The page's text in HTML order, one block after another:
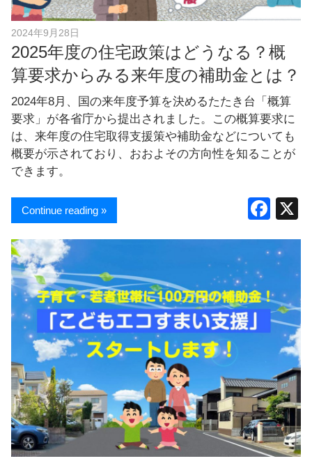
2024年9月28日
2025年度の住宅政策はどうなる？概
算要求からみる来年度の補助金とは？
2024年8月、国の来年度予算を決めるたたき台「概算
要求」が各省庁から提出されました。この概算要求に
は、来年度の住宅取得支援策や補助金などについても
概要が示されており、おおよその方向性を知ることが
できます。
F
c
b
o
o
Continue reading »